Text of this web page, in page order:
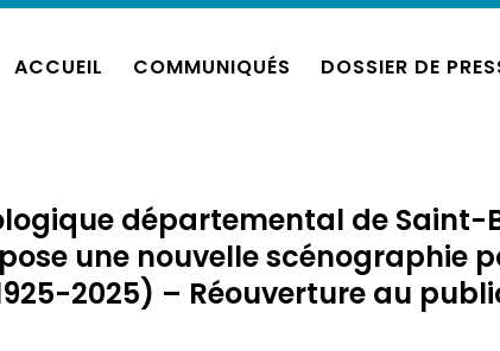
ACCUEIL COMMUNIQUÉS DOSSIER DE
départemental de
une nouvelle scénographie
2025) – Réouverture au